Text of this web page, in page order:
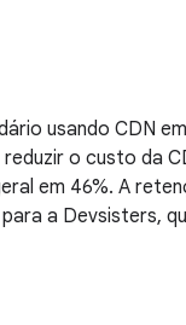
usando CDN
o custo da
em 46%. A
a Devsisters,